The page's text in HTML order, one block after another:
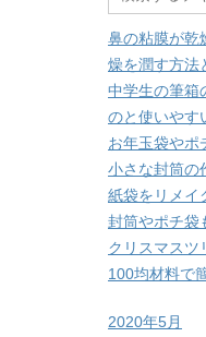
鼻の粘膜が乾
燥を潤す方法
中学生の筆箱
のと使いやす
お年玉袋やポ
小さな封筒
紙袋をリメ
封筒やポチ袋
クリスマス
100均材料で
2020年5月